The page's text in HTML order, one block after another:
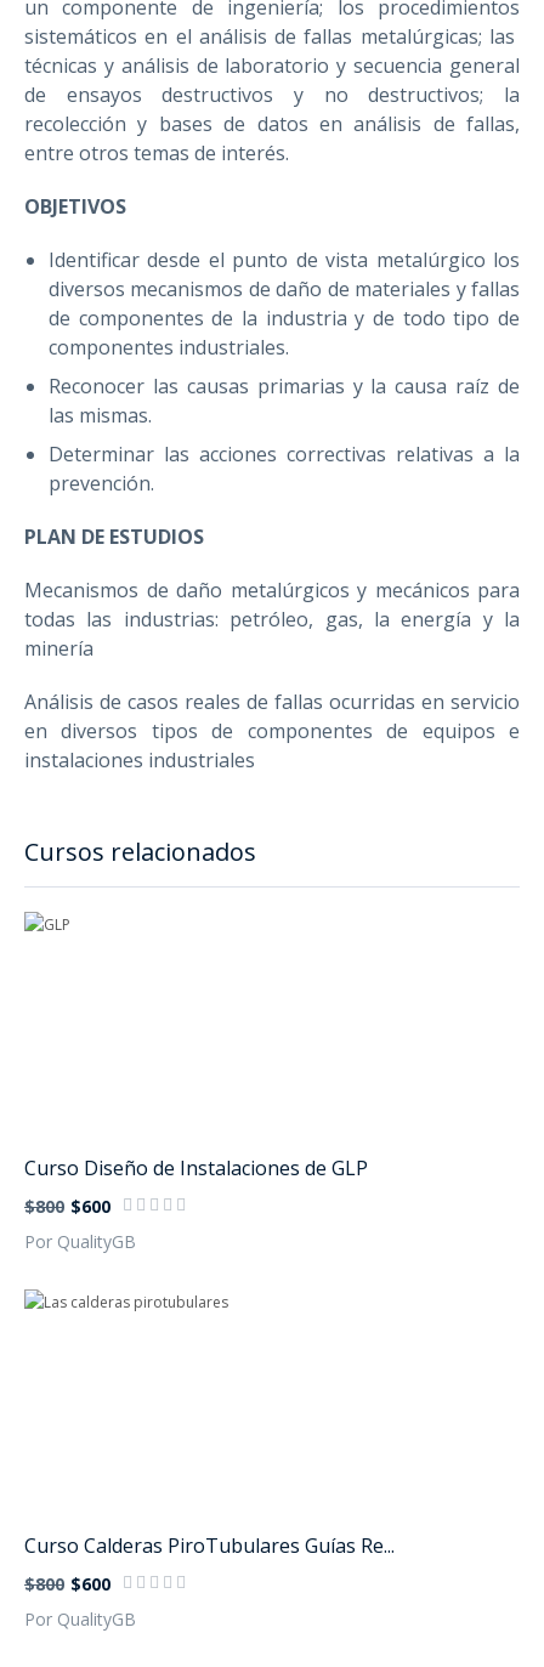
un componente de ingeniería; los procedimientos
sistemáticos en el análisis de fallas metalúrgicas; las
técnicas y análisis de laboratorio y secuencia general
de ensayos destructivos y no destructivos; la
recolección y bases de datos en análisis de fallas,
entre otros temas de interés.
OBJETIVOS
Identificar desde el punto de vista metalúrgico los
diversos mecanismos de daño de materiales y fallas
de componentes de la industria y de todo tipo de
componentes industriales.
Reconocer las causas primarias y la causa raíz de
las mismas.
Determinar las acciones correctivas relativas a la
prevención.
PLAN DE ESTUDIOS
Mecanismos de daño metalúrgicos y mecánicos para
todas las industrias: petróleo, gas, la energía y la
minería
Análisis de casos reales de fallas ocurridas en servicio
en diversos tipos de componentes de equipos e
instalaciones industriales
Cursos relacionados
Curso Diseño de Instalaciones de GLP
$800 $600
Por QualityGB
Curso Calderas PiroTubulares Guías Re...
$800 $600
Por QualityGB